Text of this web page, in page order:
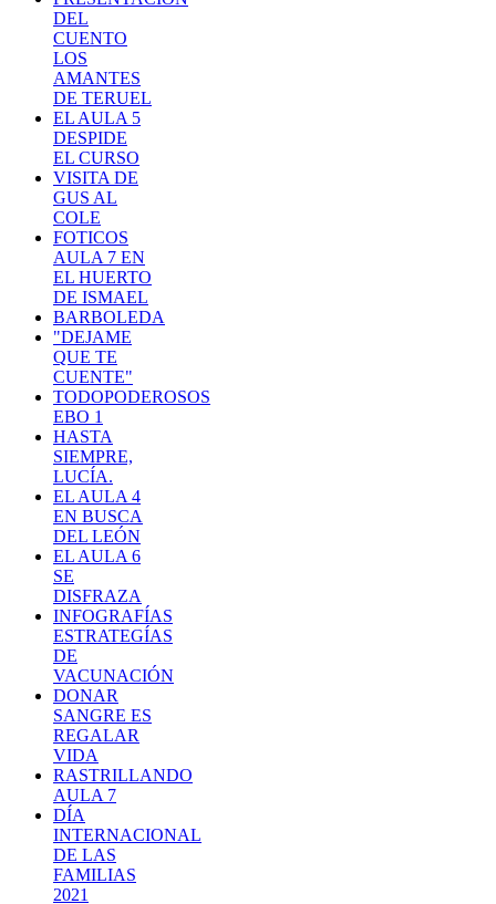
DEL
CUENTO
LOS
AMANTES
DE TERUEL
EL AULA 5
DESPIDE
EL CURSO
VISITA DE
GUS AL
COLE
FOTICOS
AULA 7 EN
EL HUERTO
DE ISMAEL
BARBOLEDA
"DEJAME
QUE TE
CUENTE"
TODOPODEROSOS
EBO 1
HASTA
SIEMPRE,
LUCÍA.
EL AULA 4
EN BUSCA
DEL LEÓN
EL AULA 6
SE
DISFRAZA
INFOGRAFÍAS
ESTRATEGÍAS
DE
VACUNACIÓN
DONAR
SANGRE ES
REGALAR
VIDA
RASTRILLANDO
AULA 7
DÍA
INTERNACIONAL
DE LAS
FAMILIAS
2021